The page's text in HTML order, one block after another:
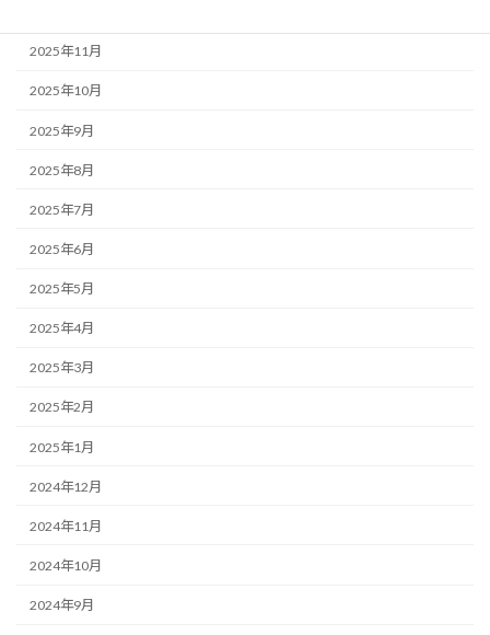
2025年11月
2025年10月
2025年9月
2025年8月
2025年7月
2025年6月
2025年5月
2025年4月
2025年3月
2025年2月
2025年1月
2024年12月
2024年11月
2024年10月
2024年9月